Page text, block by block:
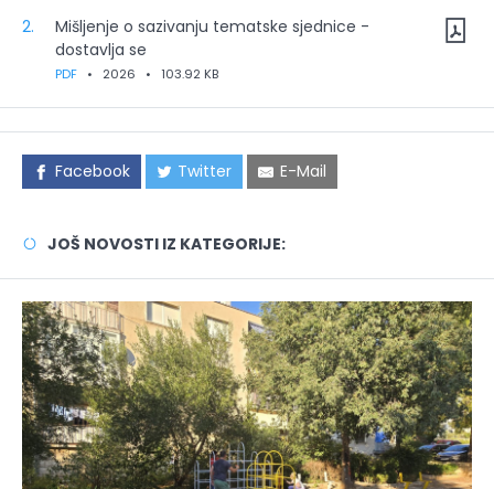
2.
Mišljenje o sazivanju tematske sjednice -
dostavlja se
PDF • 2026 • 103.92 KB
Facebook Twitter E-Mail
JOŠ NOVOSTI IZ KATEGORIJE: